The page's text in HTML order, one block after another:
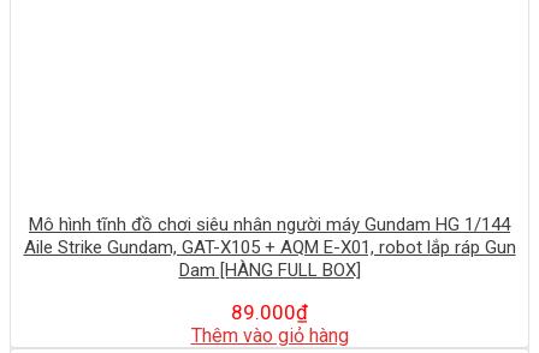
Mô hình tĩnh đồ chơi siêu nhân người máy Gundam HG 1/144
Aile Strike Gundam, GAT-X105 + AQM E-X01, robot lắp ráp Gun
Dam [HÀNG FULL BOX]
89.000₫
Thêm vào giỏ hàng